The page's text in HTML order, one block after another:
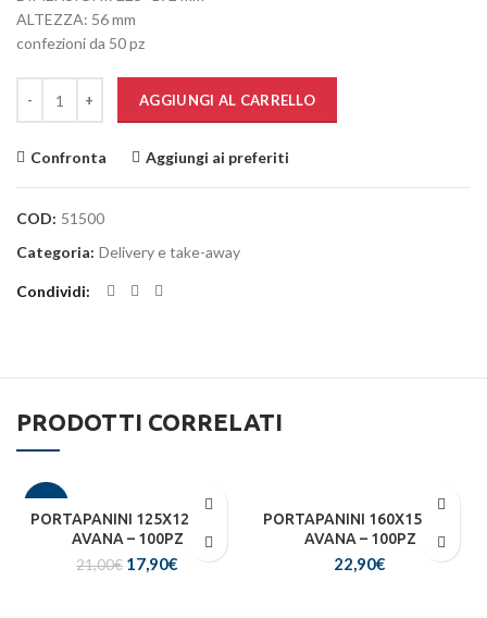
ALTEZZA: 56 mm
confezioni da 50 pz
AGGIUNGI AL CARRELLO
Confronta Aggiungi ai preferiti
COD: 51500
Categoria: Delivery e take-away
Condividi
PRODOTTI CORRELATI
PORTAPANINI 125X125X70
AVANA – 100PZ
21,00€ Il
17,90€
PORTAPANINI 160X155X90
AVANA – 100PZ
22,90€